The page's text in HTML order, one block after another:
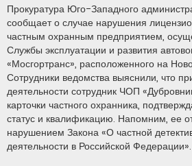
п
р
о
ч
и
т
а
н
н
е
с
о
о
б
щ
е
Прокуратура Юго-Западного
сообщает о случае нарушения
частным охранным предприятием,
Службы эксплуатации и развития
«Мосгортранс», расположенного на
Сотрудники ведомства выяснили, что
деятельности сотрудник ЧОП
карточки частного охранника,
статус и квалификацию. Напомним, ее
нарушением Закона «О частной
деятельности в Российской Федерации».